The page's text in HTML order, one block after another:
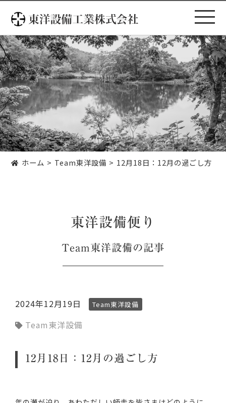
テ
ン
ツ
へ
ス
キ
ッ
プ
ホーム Team東洋設備 12月18日：12月の過ごし方
東洋設備便り
Team東洋設備 の記事
2024年12月19日 Team東洋設備
Team東洋設備
12月18日：12月の過ごし方